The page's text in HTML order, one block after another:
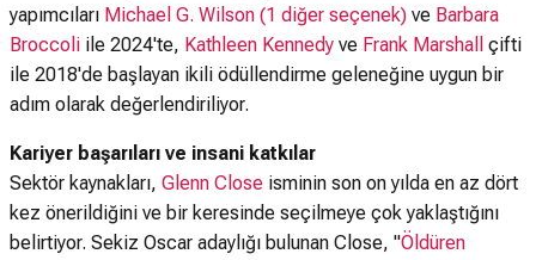
yapımcıları Michael G. Wilson (1 diğer seçenek) ve Barbara
Broccoli ile 2024'te, Kathleen Kennedy ve Frank Marshall
çifti
ile 2018'de başlayan ikili ödüllendirme geleneğine uygun bir
adım olarak değerlendiriliyor.
Kariyer başarıları ve insani katkılar
Sektör kaynakları, Glenn Close isminin son on yılda en az dört
kez önerildiğini ve bir keresinde seçilmeye çok yaklaştığını
belirtiyor. Sekiz Oscar adaylığı bulunan Close, "Öldüren